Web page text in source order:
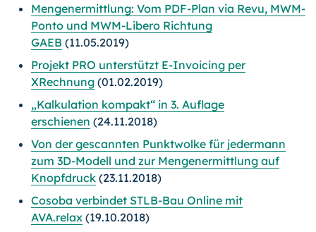
Mengenermittlung: Vom PDF-Plan via Revu, MWM-
Ponto und MWM-Libero Richtung
GAEB (11.05.2019)
Projekt PRO unterstützt E-Invoicing per
XRechnung (01.02.2019)
„Kalkulation kompakt“ in 3. Auflage
erschienen (24.11.2018)
Von der gescannten Punktwolke für jedermann
zum 3D-Modell und zur Mengenermittlung auf
Knopfdruck (23.11.2018)
Cosoba verbindet STLB-Bau Online mit
AVA.relax (19.10.2018)